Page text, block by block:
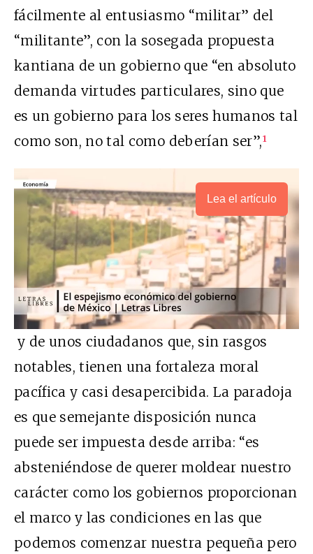
fácilmente al entusiasmo “militar” del
“militante”, con la sosegada propuesta
kantiana de un gobierno que “en absoluto
demanda virtudes particulares, sino que
es un gobierno para los seres humanos tal
como son, no tal como deberían ser”,1
Lea el artículo
y de unos ciudadanos que, sin rasgos
notables, tienen una fortaleza moral
pacífica y casi desapercibida. La paradoja
es que semejante disposición nunca
puede ser impuesta desde arriba: “es
absteniéndose de querer moldear nuestro
carácter como los gobiernos proporcionan
el marco y las condiciones en las que
podemos comenzar nuestra pequeña pero